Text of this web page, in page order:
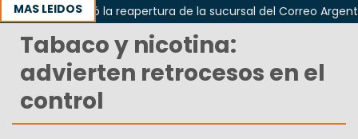
MAS LEIDOS
reclamó la reapertura de la sucursal del Correo Argentino
Tabaco y nicotina:
advierten retrocesos en el
control